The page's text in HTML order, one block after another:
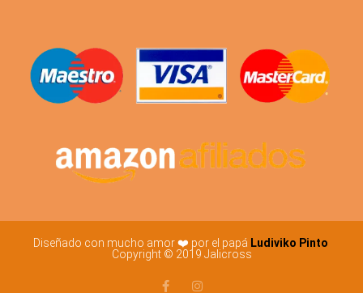
Diseñado con mucho amor ❤️ por el papá Ludiviko Pinto
Copyright © 2019 Jalicross